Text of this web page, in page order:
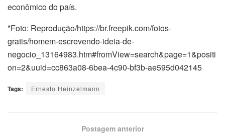
econômico do país.
*Foto: Reprodução/https://br.freepik.com/fotos-
gratis/homem-escrevendo-ideia-de-
negocio_13164983.htm#fromView=search&page=1&positi
on=2&uuid=cc863a08-6bea-4c90-bf3b-ae595d042145
Tags: Ernesto Heinzelmann
Postagem anterior